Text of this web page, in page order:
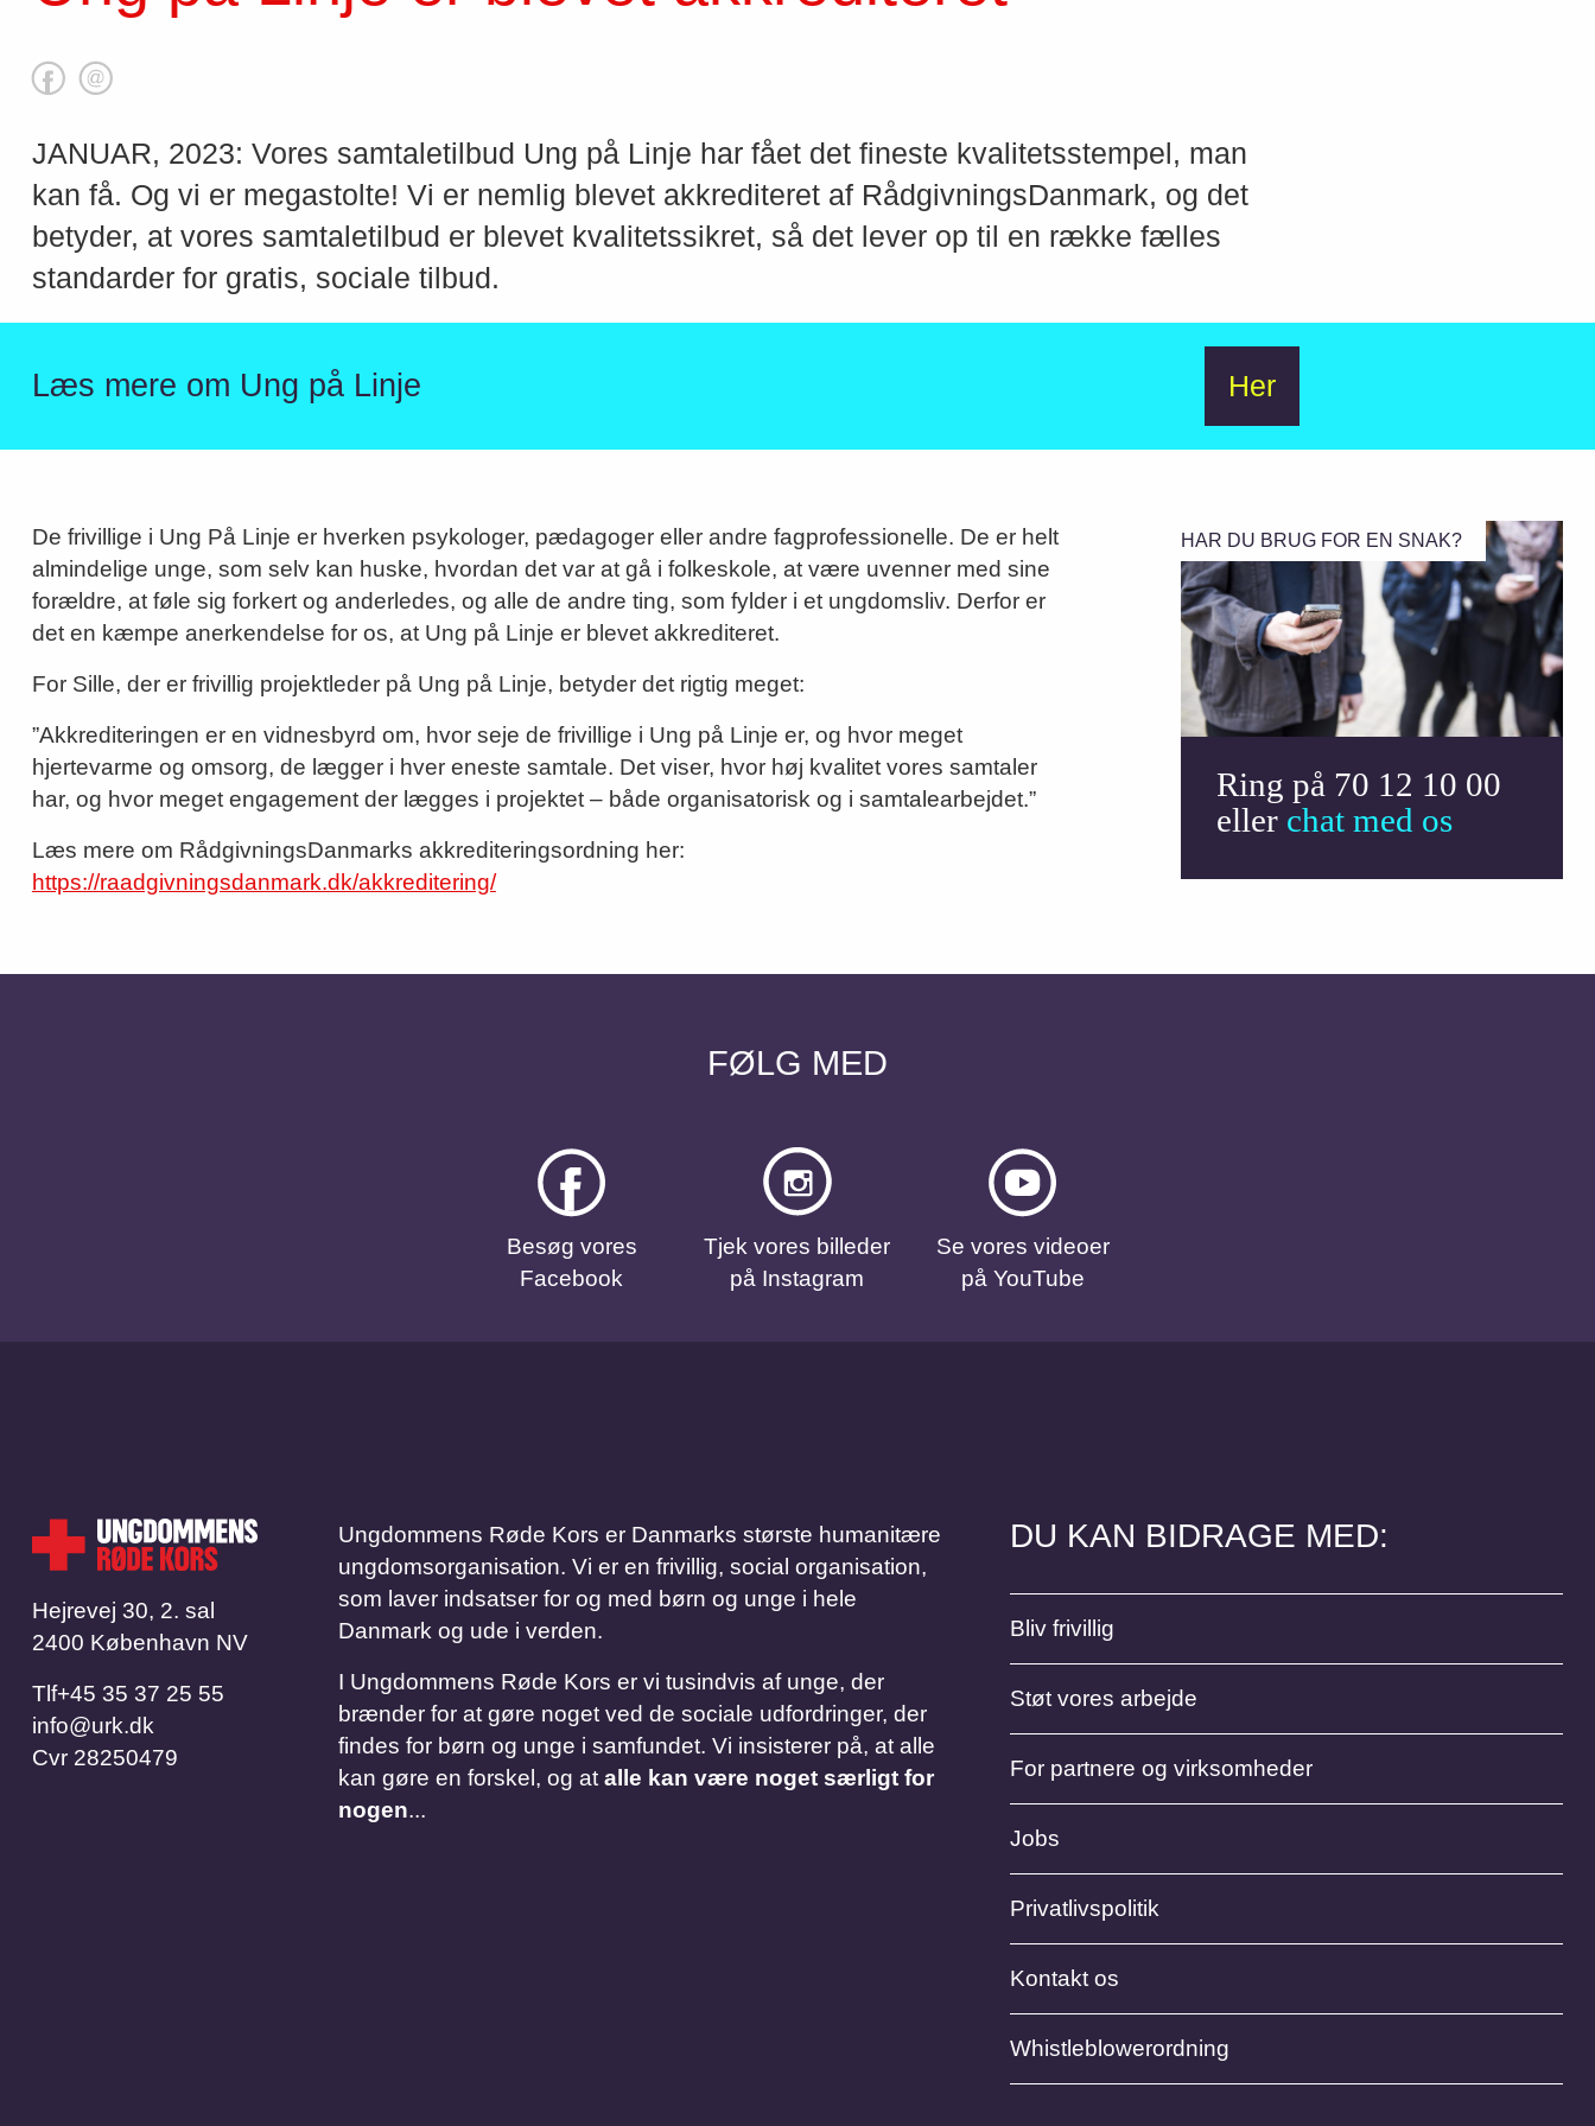
JANUAR, 2023: Vores samtaletilbud Ung på Linje har fået det fineste kvalitetsstempel, man
kan få. Og vi er megastolte! Vi er nemlig blevet akkrediteret af RådgivningsDanmark, og det
betyder, at vores samtaletilbud er blevet kvalitetssikret, så det lever op til en række fælles
standarder for gratis, sociale tilbud.
Læs mere om Ung på Linje Her
De frivillige i Ung På Linje er hverken psykologer, pædagoger eller andre fagprofessionelle. De er helt
almindelige unge, som selv kan huske, hvordan det var at gå i folkeskole, at være uvenner med sine
forældre, at føle sig forkert og anderledes, og alle de andre ting, som fylder i et ungdomsliv. Derfor er
det en kæmpe anerkendelse for os, at Ung på Linje er blevet akkrediteret.
For Sille, der er frivillig projektleder på Ung på Linje, betyder det rigtig meget:
”Akkrediteringen er en vidnesbyrd om, hvor seje de frivillige i Ung på Linje er, og hvor meget
hjertevarme og omsorg, de lægger i hver eneste samtale. Det viser, hvor høj kvalitet vores samtaler
har, og hvor meget engagement der lægges i projektet – både organisatorisk og i samtalearbejdet.”
Læs mere om RådgivningsDanmarks akkrediteringsordning her:
https://raadgivningsdanmark.dk/akkreditering/
HAR DU BRUG FOR EN SNAK?
Ring på 70 12 10 00
eller chat med os
FØLG MED
Besøg vores
Facebook
Tjek vores billeder
på Instagram
Se vores videoer
på YouTube
Hejrevej 30, 2. sal
2400 København NV
Tlf​​​​​​​+45 35 37 25 55
info@urk.dk
Cvr28250479
Ungdommens Røde Kors er Danmarks største humanitære
ungdomsorganisation. Vi er en frivillig, social organisation,
som laver indsatser for og med børn og unge i hele
Danmark og ude i verden.
I Ungdommens Røde Kors er vi tusindvis af unge, der
brænder for at gøre noget ved de sociale udfordringer, der
findes for børn og unge i samfundet. Vi insisterer på, at alle
kan gøre en forskel, og at alle kan være noget særligt for
nogen...
DU KAN BIDRAGE MED:
Bliv frivillig
Støt vores arbejde
For partnere og virksomheder
Jobs
Privatlivspolitik
Kontakt os
Whistleblowerordning